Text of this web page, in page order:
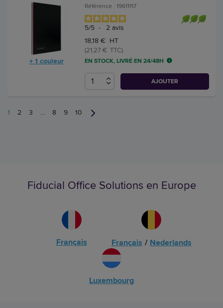
+ 1 couleur
Référence : 19611117
5/5 - 2 avis
18,18 € HT
(21,27 € TTC)
EN STOCK, LIVRÉ EN 24/48H
AJOUTER
1 2 3 ... 8 9 10
Fiducial Office Solutions en Europe
Français Français / Nederlands
Luxembourg